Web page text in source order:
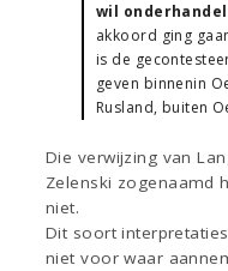
wil
akkoord ging
is de
geven binnenin
Rusland, buiten
Die verwijzing van
Zelenski zogenaamd
niet.
Dit soort
niet voor waar